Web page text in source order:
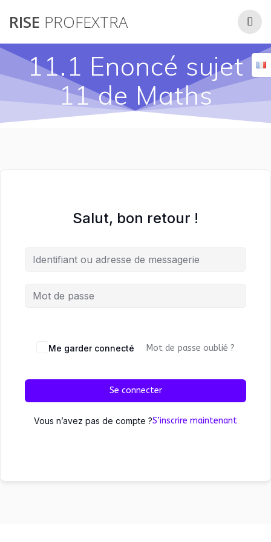
RISE PROFEXTRA
11.1 Enoncé sujet
11 de Maths
Salut, bon retour !
Me garder connecté Mot de passe oublié ?
Se connecter
Vous n’avez pas de compte ?S’inscrire maintenant